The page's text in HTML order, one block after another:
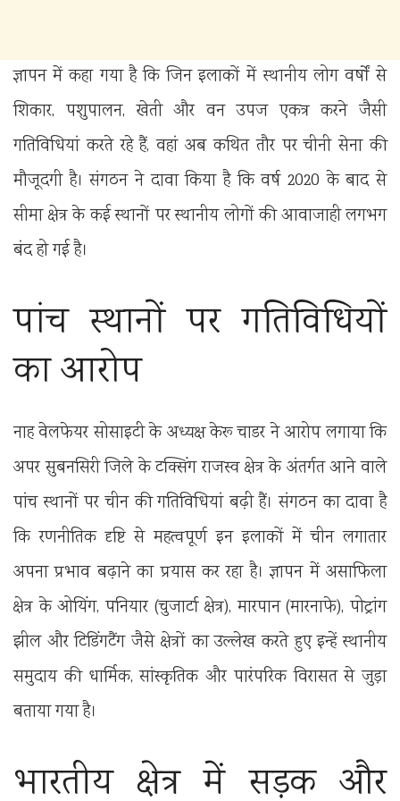
ज्ञापन में कहा गया है कि जिन इलाकों में स्थानीय लोग वर्षों से
शिकार, पशुपालन, खेती और वन उपज एकत्र करने जैसी
गतिविधियां करते रहे हैं, वहां अब कथित तौर पर चीनी सेना की
मौजूदगी है। संगठन ने दावा किया है कि वर्ष 2020 के बाद से
सीमा क्षेत्र के कई स्थानों पर स्थानीय लोगों की आवाजाही लगभग
बंद हो गई है।
पांच स्थानों पर गतिविधियों
का आरोप
नाह वेलफेयर सोसाइटी के अध्यक्ष केरू चाडर ने आरोप लगाया कि
अपर सुबनसिरी जिले के टक्सिंग राजस्व क्षेत्र के अंतर्गत आने वाले
पांच स्थानों पर चीन की गतिविधियां बढ़ी हैं। संगठन का दावा है
कि रणनीतिक दृष्टि से महत्वपूर्ण इन इलाकों में चीन लगातार
अपना प्रभाव बढ़ाने का प्रयास कर रहा है। ज्ञापन में असाफिला
क्षेत्र के ओयिंग, पनियार (चुजार्टा क्षेत्र), मारपान (मारनाफे), पोट्रांग
झील और टिडिंगटैंग जैसे क्षेत्रों का उल्लेख करते हुए इन्हें स्थानीय
समुदाय की धार्मिक, सांस्कृतिक और पारंपरिक विरासत से जुड़ा
बताया गया है।
भारतीय क्षेत्र में सड़क और